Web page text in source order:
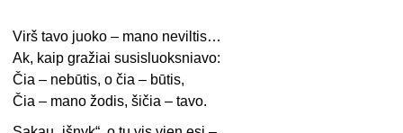
Virš tavo juoko – mano neviltis…
Ak, kaip gražiai susisluoksniavo:
Čia – nebūtis, o čia – būtis,
Čia – mano žodis, šičia – tavo.